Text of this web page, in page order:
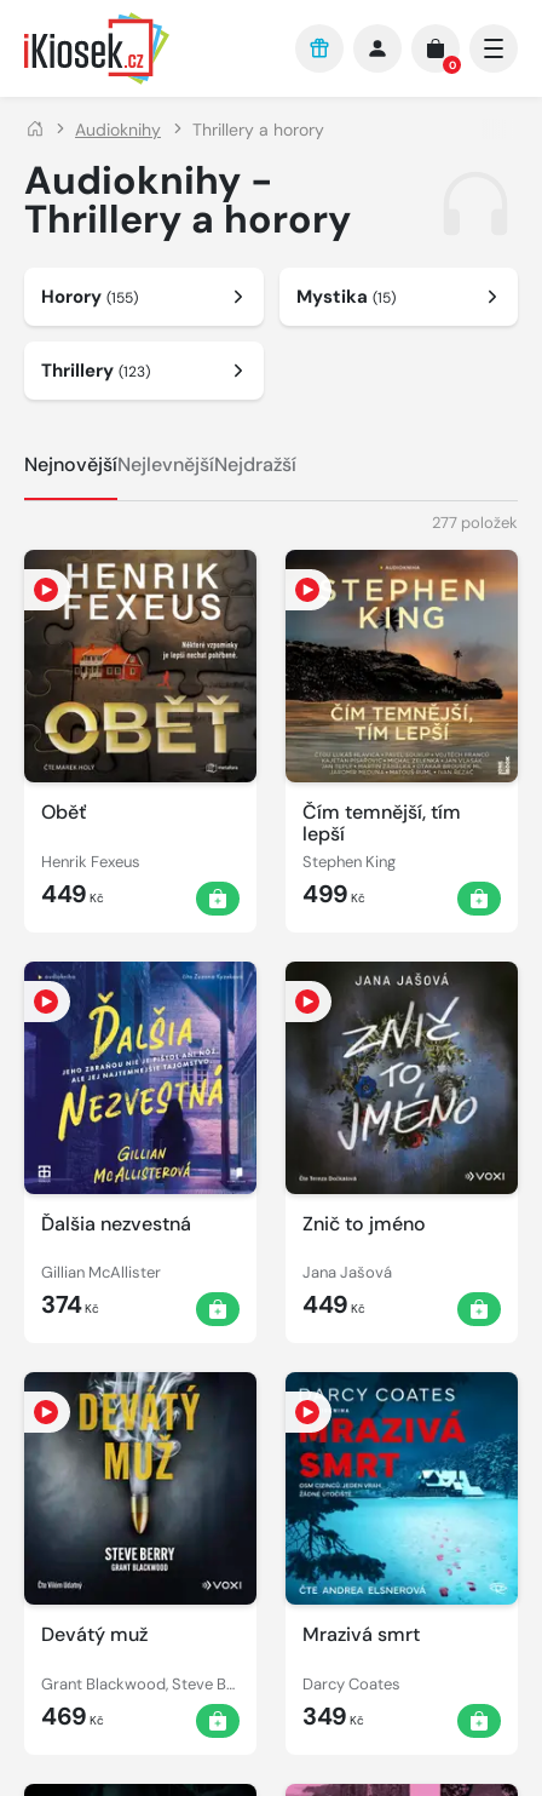
Přejít na hlavní obsah
0
Audioknihy Thrillery a horory
Audioknihy -
Thrillery a horory
Horory (155) Mystika (15)
Thrillery (123)
NejnovějšíNejlevnějšíNejdražší
277 položek
Oběť
Henrik Fexeus
449 Kč
Čím temnější, tím
lepší
Stephen King
499 Kč
Ďalšia nezvestná
Gillian McAllister
374Kč
Znič to jméno
Jana Jašová
449 Kč
Devátý muž
Grant Blackwood, Steve Berry
469 Kč
Mrazivá smrt
Darcy Coates
349 Kč